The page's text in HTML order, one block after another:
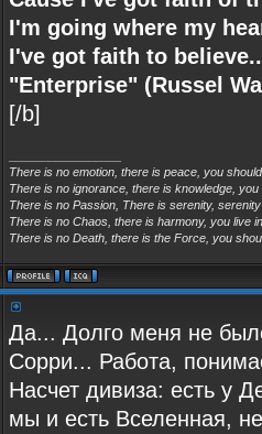
I'm going where my
I've got faith to
"Enterprise" (Russel
[/b]
There is no emotion, there is peace, you
There is no ignorance, there is knowledge,
There is no Passion, There is serenity,
There is no Chaos, there is harmony, you live
There is no Death, there is the Force, you
Да... Долго меня не
Сорри... Работа,
Насчет дивиза: есть у
мы и есть Вселенная,